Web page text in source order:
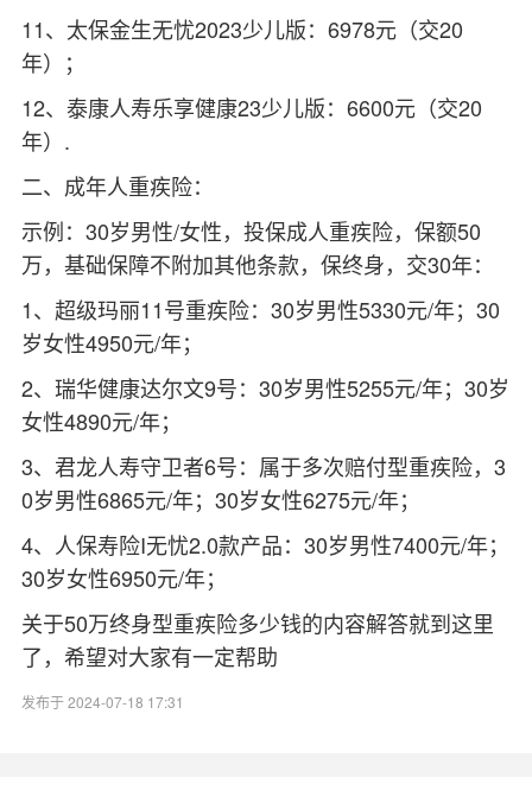
11、太保金生无忧2023少儿版：6978元（交20
年）；
12、泰康人寿乐享健康23少儿版：6600元（交20
年）.
二、成年人重疾险：
示例：30岁男性/女性，投保成人重疾险，保额50
万，基础保障不附加其他条款，保终身，交30年：
1、超级玛丽11号重疾险：30岁男性5330元/年；30
岁女性4950元/年；
2、瑞华健康达尔文9号：30岁男性5255元/年；30岁
女性4890元/年；
3、君龙人寿守卫者6号：属于多次赔付型重疾险，3
0岁男性6865元/年；30岁女性6275元/年；
4、人保寿险I无忧2.0款产品：30岁男性7400元/年；
30岁女性6950元/年；
关于50万终身型重疾险多少钱的内容解答就到这里
了，希望对大家有一定帮助
发布于 2024-07-18 17:31